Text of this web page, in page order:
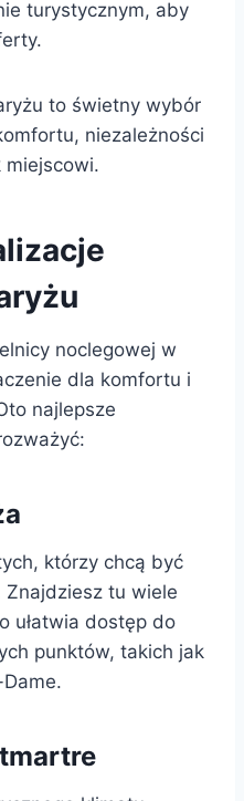
turystycznym, aby
to świetny wybór
niezależności
miejscowi.
noclegowej w
dla komfortu i
najlepsze
którzy chcą być
Znajdziesz tu wiele
ułatwia dostęp do
punktów, takich jak